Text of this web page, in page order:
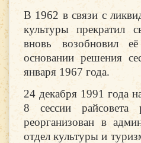
В 1962 в связи с
культуры прекратил
вновь возобновил
основании решения
января 1967 года.
24 декабря 1991 года
8 сессии
реорганизован в
отдел культуры и